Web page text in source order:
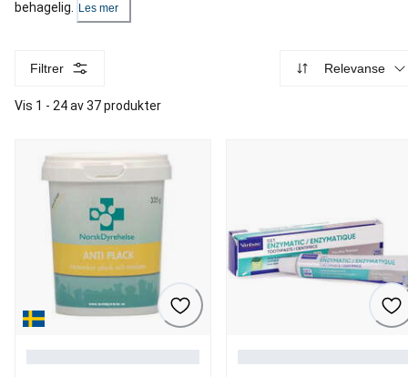
behagelig.
Les mer
Filtrer Relevanse
Vis 1 - 24 av 37 produkter